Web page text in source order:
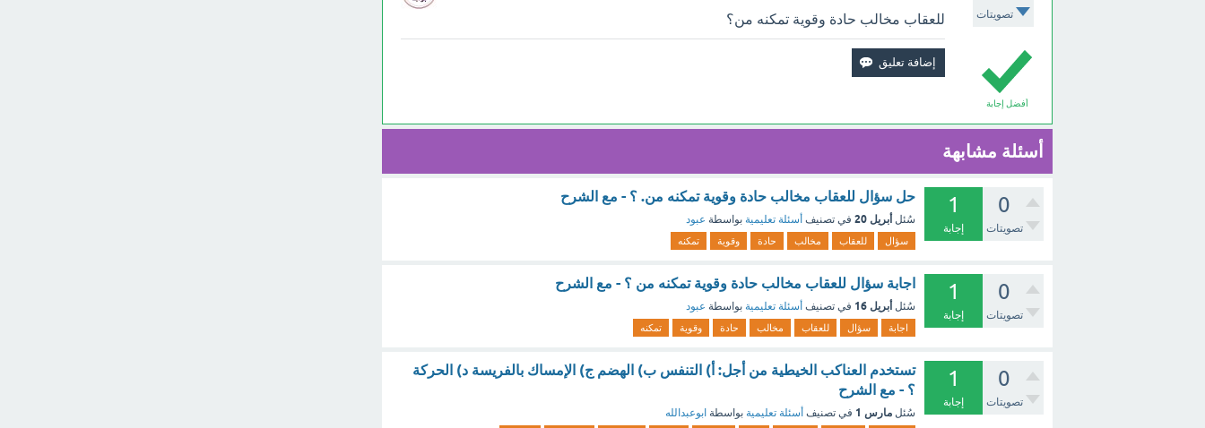
تصويتات
أفضل إجابة
للعقاب مخالب حادة وقوية تمكنه من؟
أسئلة مشابهة
0
تصويتات
1
إجابة
حل سؤال للعقاب مخالب حادة وقوية تمكنه من. ؟ - مع الشرح
سُئل أبريل 20 في تصنيف أسئلة تعليمية بواسطة عبود
سؤال للعقاب مخالب حادة وقوية تمكنه
0
تصويتات
1
إجابة
اجابة سؤال للعقاب مخالب حادة وقوية تمكنه من ؟ - مع الشرح
سُئل أبريل 16 في تصنيف أسئلة تعليمية بواسطة عبود
اجابة سؤال للعقاب مخالب حادة وقوية تمكنه
0
تصويتات
1
إجابة
تستخدم العناكب الخيطية من أجل: أ) التنفس ب) الهضم ج) الإمساك بالفريسة د) الحركة
؟ - مع الشرح
سُئل مارس 1 في تصنيف أسئلة تعليمية بواسطة ابوعبدالله